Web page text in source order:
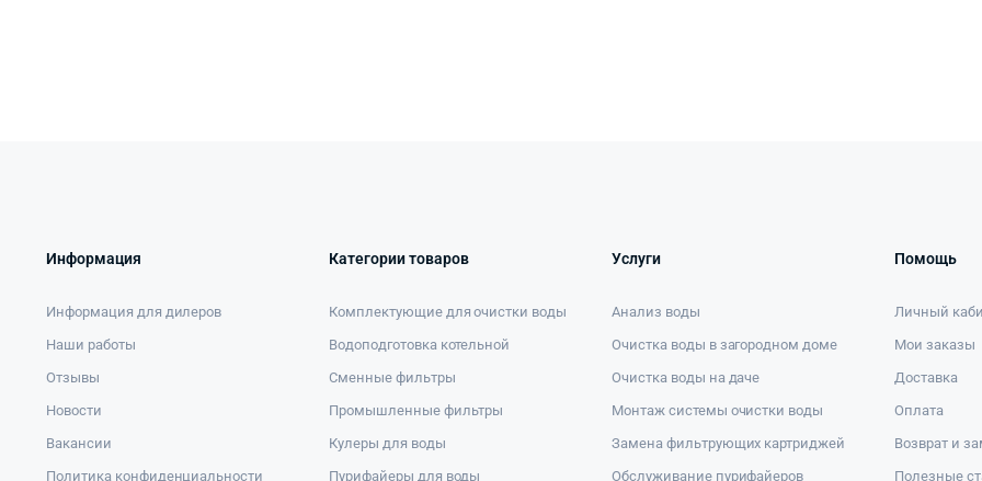
Информация
Информация для дилеров
Наши работы
Отзывы
Новости
Вакансии
Политика конфиденциальности
Категории товаров
Комплектующие для очистки воды
Водоподготовка котельной
Сменные фильтры
Промышленные фильтры
Кулеры для воды
Пурифайеры для воды
Услуги
Анализ воды
Очистка воды в загородном доме
Очистка воды на даче
Монтаж системы очистки воды
Замена фильтрующих картриджей
Обслуживание пурифайеров
Помощь
Личный
Мои заказы
Доставка
Оплата
Возврат и
Полезные